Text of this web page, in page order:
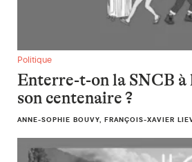
Enterre-t-on la SNCB à l’occasion
Politique
Enterre-t-on la SNCB à
son centenaire ?
ANNE-SOPHIE BOUVY, FRANÇOIS-XAVIER